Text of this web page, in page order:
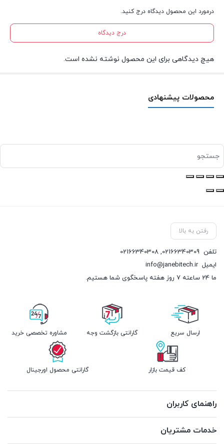
درمورد این محصول دیدگاه درج کنید.
درج دیدگاه
هیچ دیدگاهی برای این محصول نوشته نشده است.
محصولات پیشنهادی
رفتن به بالا
تلفن 02166340309
,
02166340308
ایمیلinfo@janebitech.ir
ما 24 ساعته 7 روز هفته پاسخگوی شما هستیم.
ارسال سریع گارانتی بازگشت وجه مشاوره تخصصی خرید
کف قیمت بازار گارانتی محصول اورجینال
راهنمای کاربران
خدمات مشتریان